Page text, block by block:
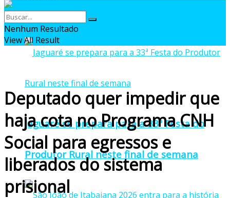
cultura local e movimenta Itaipava
Jaguaré se prepara para a 33ª Festa do
Produtor Rural neste final de semana
Nenhum Resultado
View All Result
Deputado quer impedir que
haja cota no Programa CNH
Social para egressos e
liberados do sistema
prisional